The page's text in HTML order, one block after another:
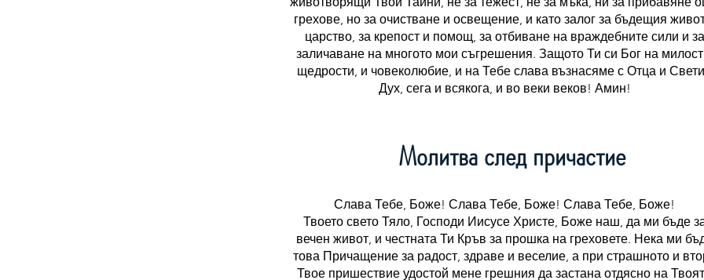
грехове, но за очистване и освещение, и като залог за бъдещия
царство, за крепост и помощ, за отбиване на враждебните сили и за
заличаване на многото мои съгрешения. Защото Ти си Бог на
щедрости, и човеколюбие, и на Тебе слава възнасяме с Отца и
Дух, сега и всякога, и во веки веков! Амин!
Молитва след причастие
Слава Тебе, Боже! Слава Тебе, Боже! Слава Тебе, Боже!
Твоето свето Тяло, Господи Иисусе Христе, Боже наш, да ми бъде
вечен живот, и честната Ти Кръв за прошка на греховете. Нека ми
това Причащение за радост, здраве и веселие, а при страшното и
Твое пришествие удостой мене грешния да застана отдясно на